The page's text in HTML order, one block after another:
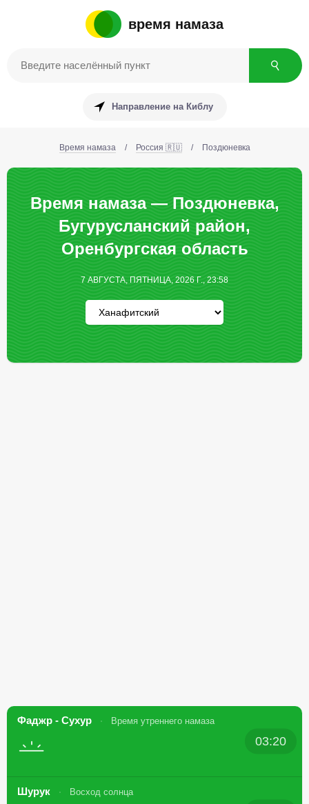
время намаза
Направление на Киблу
Время намаза / Россия 🇷🇺 / Поздюневка
Время намаза — Поздюневка,
Бугурусланский район,
Оренбургская область
7 АВГУСТА, ПЯТНИЦА, 2026 Г., 23:58
Фаджр - Сухур Время утреннего намаза
03:20
Шурук Восход солнца